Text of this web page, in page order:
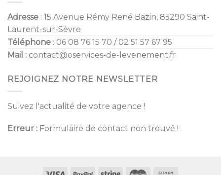
Adresse : 15 Avenue Rémy René Bazin, 85290 Saint-
Laurent-sur-Sèvre
Téléphone : 06 08 76 15 70 / 02 51 57 67 95
Mail : contact@oservices-de-levenement.fr
REJOIGNEZ NOTRE NEWSLETTER
Suivez l'actualité de votre agence !
Erreur : Formulaire de contact non trouvé !